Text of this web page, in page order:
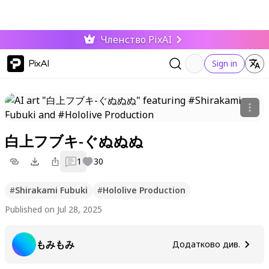
Членство PixAI
PixAI Sign in
白上フブキ-ぐぬぬぬ
1 30
#Shirakami Fubuki #Hololive Production
Published on Jul 28, 2025
もみもみ Додатково див.